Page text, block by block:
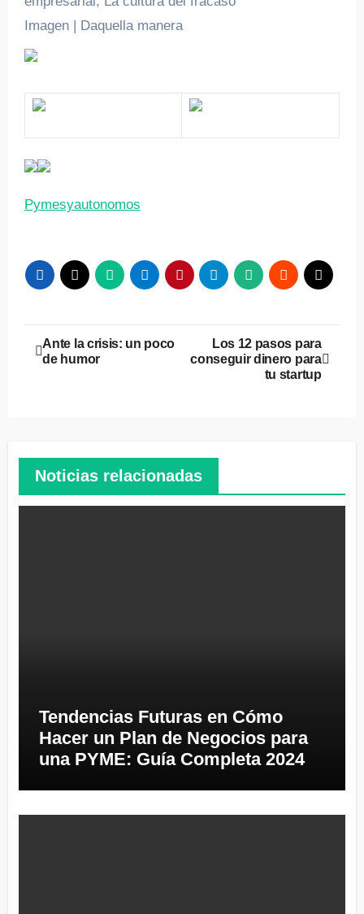
Imagen | Daquella manera
Pymesyautonomos
Navegación
de
Ante la crisis: un poco
de humor
Los 12 pasos para
conseguir dinero para
tu startup
Noticias relacionadas
Tendencias Futuras en Cómo
Hacer un Plan de Negocios para
una PYME: Guía Completa 2024